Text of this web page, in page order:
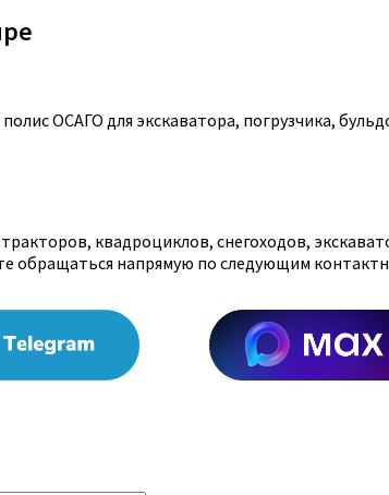
ОСАГО для экскаватора, погрузчика,
квадроциклов, снегоходов,
обращаться напрямую по следующим